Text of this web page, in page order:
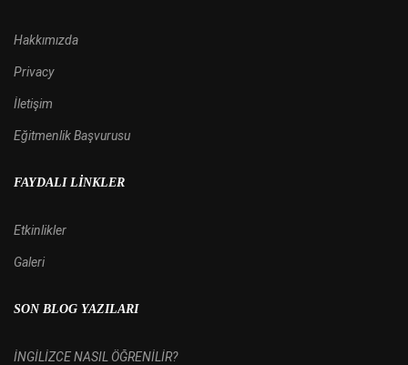
Hakkımızda
Privacy
İletişim
Eğitmenlik Başvurusu
FAYDALI LINKLER
Etkinlikler
Galeri
SON BLOG YAZILARI
İNGİLİZCE NASIL ÖĞRENİLİR?